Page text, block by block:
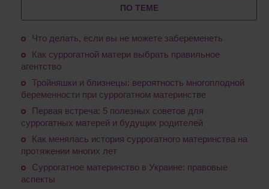
ПО ТЕМЕ
Что делать, если вы не можете забеременеть
Как суррогатной матери выбрать правильное
агентство
Тройняшки и близнецы: вероятность многоплодной
беременности при суррогатном материнстве
Первая встреча: 5 полезных советов для
суррогатных матерей и будущих родителей
Как менялась история суррогатного материнства на
протяжении многих лет
Суррогатное материнство в Украине: правовые
аспекты